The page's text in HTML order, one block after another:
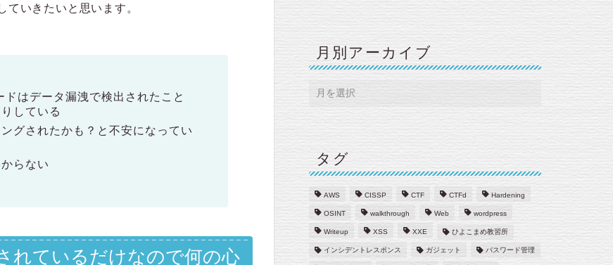
いきたいと思います。
はデータ漏洩で検出されたこと
している
グされたかも？と不安になってい
らない
れているだけなので何の心
月別アーカイブ
タグ
AWS CISSP CTF CTFd Hardening
OSINT walkthrough Web wordpress
Writeup XSS XXE ひよこまめ教習所
インシデントレスポンス ガジェット パスワード管理